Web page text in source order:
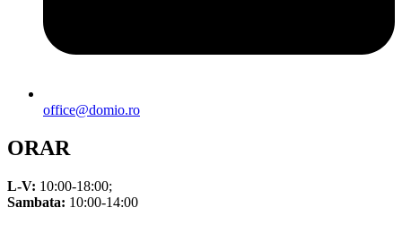
office@domio.ro
ORAR
L-V: 10:00-18:00;
Sambata: 10:00-14:00